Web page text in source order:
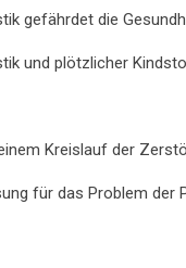
gefährdet die
und plötzlicher
Kreislauf der
für das Problem der